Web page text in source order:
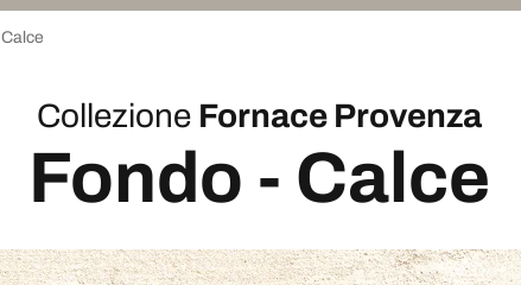
Calce
Collezione Fornace Provenza
Fondo - Calce